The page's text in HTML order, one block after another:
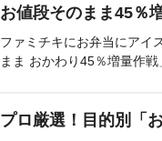
お値段そのまま45％
ファミチキにお弁当にアイ
まま おかわり45％増量作
プロ厳選！目的別「